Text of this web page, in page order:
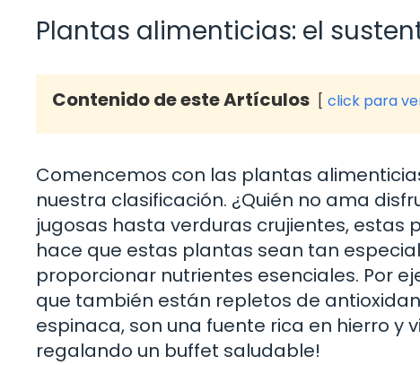
Plantas alimenticias: el
Contenido de este Artículos click para
Comencemos con las plantas
nuestra clasificación. ¿Quién no ama
jugosas hasta verduras crujientes, estas
hace que estas plantas sean tan
proporcionar nutrientes esenciales. Por
que también están repletos de
espinaca, son una fuente rica en hierro y
regalando un buffet saludable!